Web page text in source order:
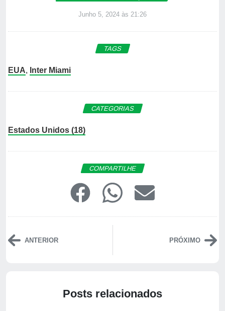
Junho 5, 2024 às 21:26
TAGS
EUA, Inter Miami
CATEGORIAS
Estados Unidos (18)
COMPARTILHE
ANTERIOR PRÓXIMO
Posts relacionados